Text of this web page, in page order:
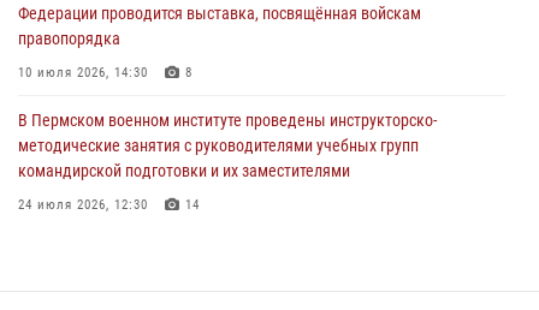
08 июля 2026, 09:36 2
Военнослужащие Пермского военного института приняли участие в
боксу
07 июля 2026, 10:30 4
Федерации проводится выставка, посвящённая войскам
правопорядка
10 июля 2026, 14:30 8
В Пермском военном институте проведены инструкторско-
методические занятия с руководителями учебных групп
командирской подготовки и их заместителями
24 июля 2026, 12:30 14